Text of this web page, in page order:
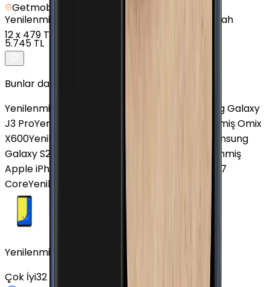
Getmobil Güvencesi
Yenilenmiş
Samsung Galaxy A02s - 32 GB - Siyah
12x 479 TL
5.745 TL
Bunlar da İlginizi Çekebilir
Yenilenmiş Poco X4 GT 5G
Yenilenmiş Samsung Galaxy
J3 ProYenilenmiş Samsung Galaxy A33
Yenilenmiş Omix
X600Yenilenmiş Huawei Nova 13
Yenilenmiş Samsung
Galaxy S25 FE
Yenilenmiş
Apple iPhone XR
Yenilenmiş Samsung Galaxy J7
CoreYenilenmiş Apple iPhone 16 Plus
Yenilenmiş Samsung Galaxy J8 Altın 32 GB
Çok İyi32 GB